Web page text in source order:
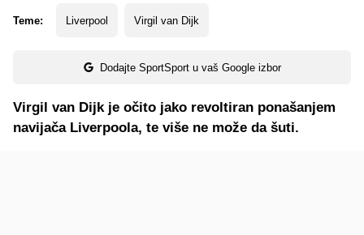
Teme: Liverpool Virgil van Dijk
Dodajte SportSport u vaš Google izbor
Virgil van Dijk je očito jako revoltiran ponašanjem
navijača Liverpoola, te više ne može da šuti.